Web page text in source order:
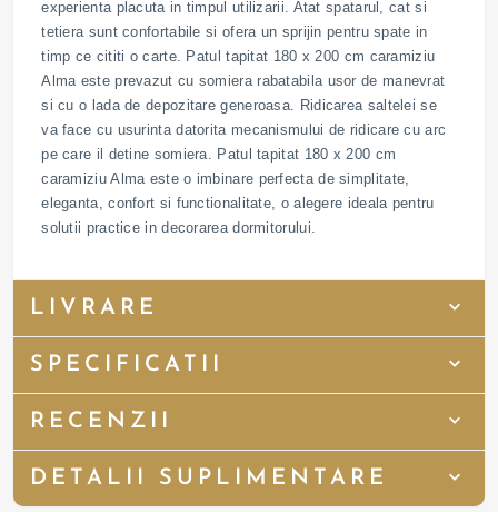
experienta placuta in timpul utilizarii. Atat spatarul, cat si
tetiera sunt confortabile si ofera un sprijin pentru spate in
timp ce cititi o carte. Patul tapitat 180 x 200 cm caramiziu
Alma este prevazut cu somiera rabatabila usor de manevrat
si cu o lada de depozitare generoasa. Ridicarea saltelei se
va face cu usurinta datorita mecanismului de ridicare cu arc
pe care il detine somiera. Patul tapitat 180 x 200 cm
caramiziu Alma este o imbinare perfecta de simplitate,
eleganta, confort si functionalitate, o alegere ideala pentru
solutii practice in decorarea dormitorului.
LIVRARE
SPECIFICATII
RECENZII
DETALII SUPLIMENTARE